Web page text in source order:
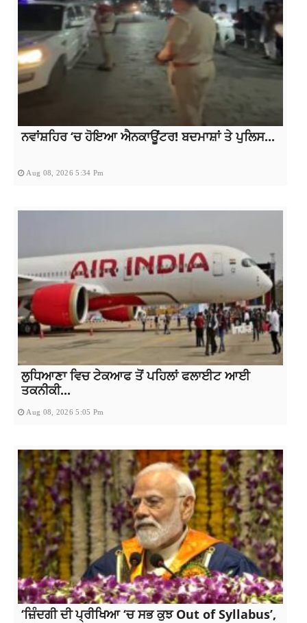
ਨਵਾਂਸ਼ਹਿਰ ‘ਚ ਹੋਇਆ ਐਨਕਾਊਂਟਰ! ਬਦਮਾਸ਼ਾਂ ਤੇ ਪੁਲਿਸ...
Aug 08, 2026 5:34 Pm
ਲੁਧਿਆਣਾ ਵਿਚ ਟੇਕਆਫ ਤੋਂ ਪਹਿਲਾਂ ਫਲਾਈਟ ਆਈ
ਤਕਨੀਕੀ...
Aug 08, 2026 5:05 Pm
‘ਜ਼ਿੰਦਗੀ ਦੀ ਪ੍ਰੀਖਿਆ ‘ਚ ਸਭ ਕੁਝ Out of Syllabus’,